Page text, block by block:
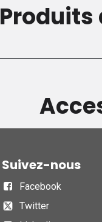
Suivez-nous
Facebook
Twitter